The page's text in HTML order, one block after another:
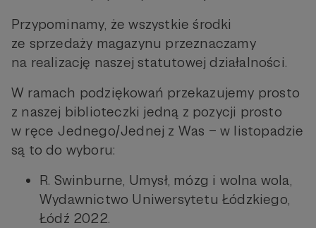
Przypominamy, że wszystkie środki
ze sprzedaży magazynu przeznaczamy
na realizację naszej statutowej działalności.
W ramach podziękowań przekazujemy prosto
z naszej biblioteczki jedną z pozycji prosto
w ręce Jednego/Jednej z Was – w listopadzie
są to do wyboru:
R. Swinburne, Umysł, mózg i wolna wola,
Wydawnictwo Uniwersytetu Łódzkiego,
Łódź 2022.